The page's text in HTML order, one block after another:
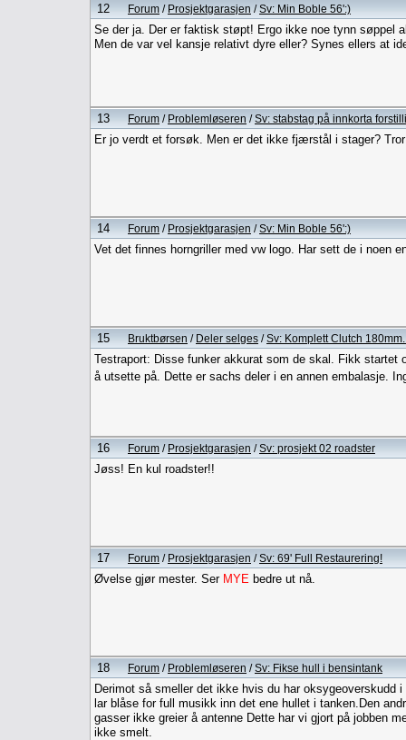
12 Forum / Prosjektgarasjen /Sv: Min Boble 56':)
Se der ja. Der er faktisk støpt! Ergo ikke noe tynn søppel
Men de var vel kansje relativt dyre eller? Synes ellers at
13 Forum / Problemløseren /Sv: stabstag på innkorta
Er jo verdt et forsøk. Men er det ikke fjærstål i stager?
14 Forum / Prosjektgarasjen /Sv: Min Boble 56':)
Vet det finnes horngriller med vw logo. Har sett de i noen
15 Bruktbørsen / Deler selges /Sv: Komplett Clutch
Testraport: Disse funker akkurat som de skal. Fikk startet
å utsette på. Dette er sachs deler i en annen embalasje.
16 Forum / Prosjektgarasjen /Sv: prosjekt 02 roadster
Jøss! En kul roadster!!
17 Forum / Prosjektgarasjen /Sv: 69' Full Restaurering!
Øvelse gjør mester. Ser MYE bedre ut nå.
18 Forum / Problemløseren /Sv: Fikse hull i bensintank
Derimot så smeller det ikke hvis du har
lar blåse for full musikk inn det ene hullet i tanken.Den
gasser ikke greier å antenne Dette har vi gjort på jobben
ikke smelt.